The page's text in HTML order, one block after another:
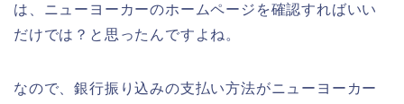
は、ニューヨーカーのホームページを確認すればいい
だけでは？と思ったんですよね。
なので、銀行振り込みの支払い方法がニューヨーカー